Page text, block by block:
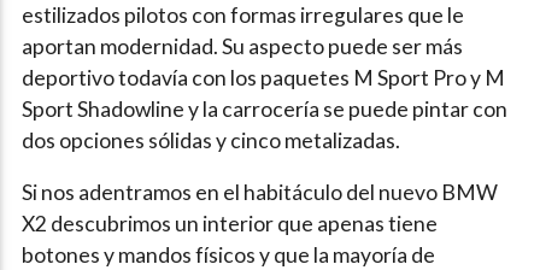
estilizados pilotos con formas irregulares que le
aportan modernidad. Su aspecto puede ser más
deportivo todavía con los paquetes M Sport Pro y M
Sport Shadowline y la carrocería se puede pintar con
dos opciones sólidas y cinco metalizadas.
Si nos adentramos en el habitáculo del nuevo BMW
X2 descubrimos un interior que apenas tiene
botones y mandos físicos y que la mayoría de